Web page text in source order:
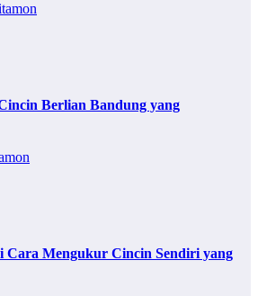
Berlian Bandung yang
Cara Mengukur Cincin Sendiri yang